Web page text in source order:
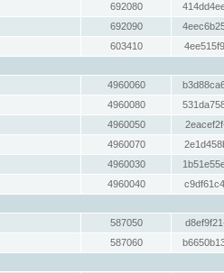
692080
692090
603410
4960060
4960080
4960050
4960070
4960030
4960040
587050
587060